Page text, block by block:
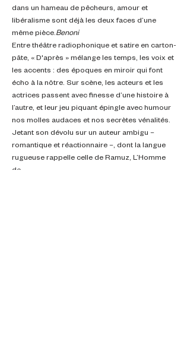
dans un hameau de pêcheurs, amour et
libéralisme sont déjà les deux faces d’une
même pièce. Benoni
Entre théâtre radiophonique et satire en carton-
pâte, « D'après » mélange les temps, les voix et
les accents : des époques en miroir qui font
écho à la nôtre. Sur scène, les acteurs et les
actrices passent avec finesse d’une histoire à
l’autre, et leur jeu piquant épingle avec humour
nos molles audaces et nos secrètes vénalités.
Jetant son dévolu sur un auteur ambigu –
romantique et réactionnaire –, dont la langue
rugueuse rappelle celle de Ramuz, L’Homme
de…